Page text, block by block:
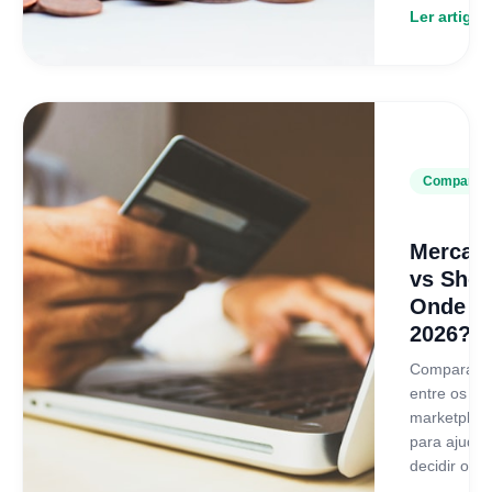
Ler artigo
vs
Onde
2026?
entre os
para
decidir